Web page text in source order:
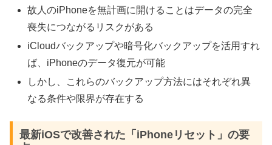
故人のiPhoneを無計画に開けることはデータの完全
喪失につながるリスクがある
iCloudバックアップや暗号化バックアップを活用すれ
ば、iPhoneのデータ復元が可能
しかし、これらのバックアップ方法にはそれぞれ異
なる条件や限界が存在する
最新iOSで改善された「iPhoneリセット」の要